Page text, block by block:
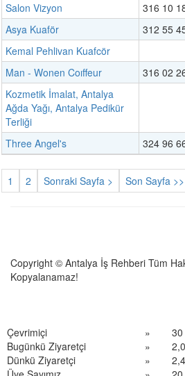
Salon Vizyon
316 10
Asya Kuaför
312 55
Kemal Pehlivan Kuafcör
Man - Wonen Coıffeur
316 02
Kozmetik İmalat, Antalya
Ağda Yağı, Antalya Pedikür
Terliği
Three Angel's 324 96
1 2 Sonraki Sayfa > Son Sayfa >>
Copyright © Antalya İş Rehberi Tüm
Kopyalanamaz!
Çevrimiçi »
30
Bugünkü Ziyaretçi
»
Dünkü Ziyaretçi
»